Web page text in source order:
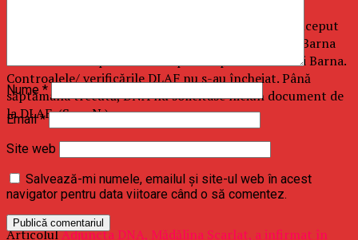
DLAF a comunicat oficial săptămâna trecută că a început
acum 5 luni controlul pe unul dintre proiectele lui Barna
iar ulterior a dispus verificări pe alte proiecte ale lui Barna.
Controalele/ verificările DLAF nu s-au încheiat. Până
săptămâna trecută, DNA nu solicitase niciun document de
la DLAF. (Sava N.).
ArticolulAdjuncta DNA, Mădălina Scarlat, a infirmat în
Nume *
Email*
Site web
Salvează-mi numele, emailul și site-ul web în acest
navigator pentru data viitoare când o să comentez.